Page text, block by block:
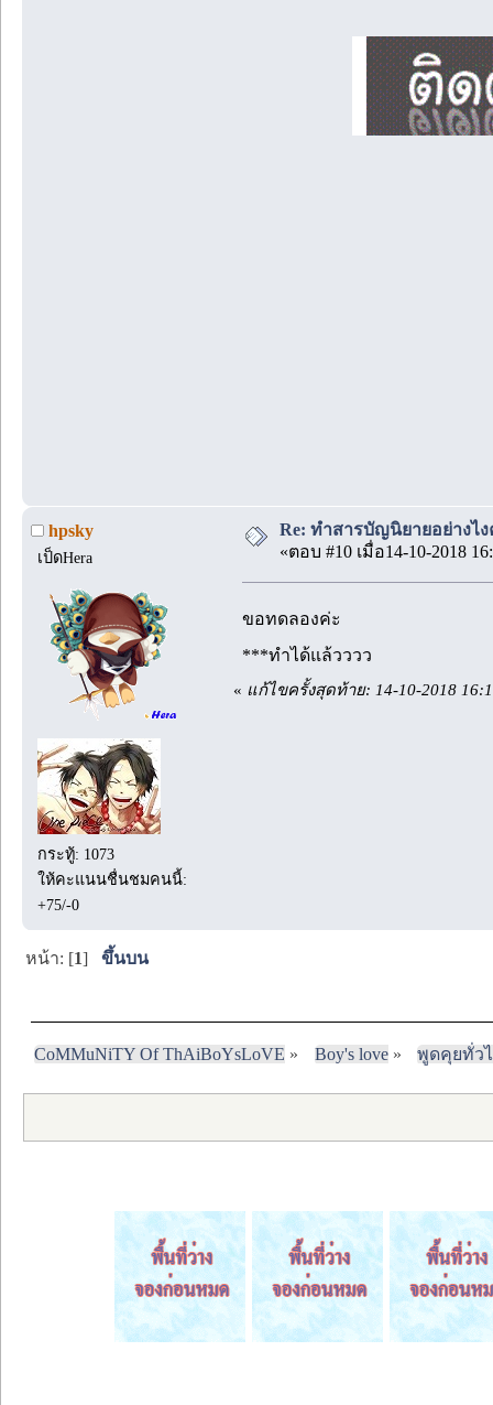
hpsky
เป็ดHera
กระทู้: 1073
ให้คะแนนชื่นชมคนนี้:
+75/-0
Re: ทำสารบัญนิยายอย่างไ
«ตอบ #10 เมื่อ14-10-2018
ขอทดลองค่ะ
***ทำได้แล้วววว
« แก้ไขครั้งสุดท้าย: 14-10-2018
หน้า: [1]ขึ้นบน
CoMMuNiTY Of ThAiBoYsLoVE » Boy's love» พูดคุยทั่ว